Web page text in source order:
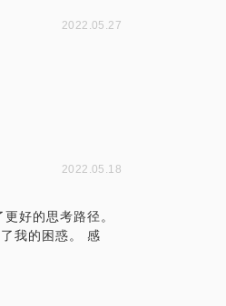
2022.05.27
2022.05.18
好的思考路径。
我的困惑。 感